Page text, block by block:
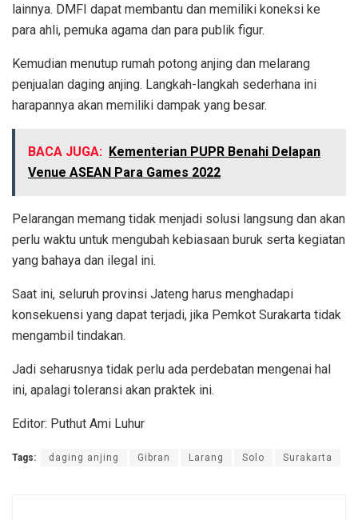
lainnya. DMFI dapat membantu dan memiliki koneksi ke
para ahli, pemuka agama dan para publik figur.
Kemudian menutup rumah potong anjing dan melarang
penjualan daging anjing. Langkah-langkah sederhana ini
harapannya akan memiliki dampak yang besar.
BACA JUGA: Kementerian PUPR Benahi Delapan
Venue ASEAN Para Games 2022
Pelarangan memang tidak menjadi solusi langsung dan akan
perlu waktu untuk mengubah kebiasaan buruk serta kegiatan
yang bahaya dan ilegal ini.
Saat ini, seluruh provinsi Jateng harus menghadapi
konsekuensi yang dapat terjadi, jika Pemkot Surakarta tidak
mengambil tindakan.
Jadi seharusnya tidak perlu ada perdebatan mengenai hal
ini, apalagi toleransi akan praktek ini.
Editor: Puthut Ami Luhur
Tags: daging anjing Gibran Larang Solo Surakarta